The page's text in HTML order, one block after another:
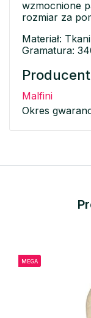
wzmocnione
rozmiar za
Materiał:
Gramatura:
Malfini
Okres
MEGA